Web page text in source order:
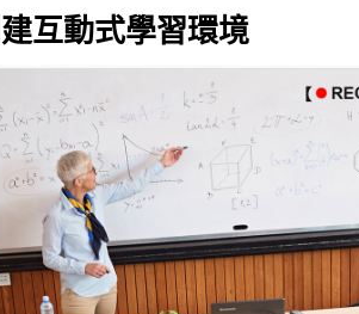
互動式學習環境